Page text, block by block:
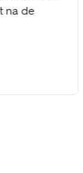
na de